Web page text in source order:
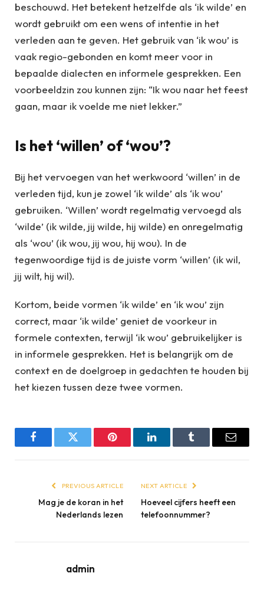
beschouwd. Het betekent hetzelfde als ‘ik wilde’ en
wordt gebruikt om een wens of intentie in het
verleden aan te geven. Het gebruik van ‘ik wou’ is
vaak regio-gebonden en komt meer voor in
bepaalde dialecten en informele gesprekken. Een
voorbeeldzin zou kunnen zijn: “Ik wou naar het feest
gaan, maar ik voelde me niet lekker.”
Is het ‘willen’ of ‘wou’?
Bij het vervoegen van het werkwoord ‘willen’ in de
verleden tijd, kun je zowel ‘ik wilde’ als ‘ik wou’
gebruiken. ‘Willen’ wordt regelmatig vervoegd als
‘wilde’ (ik wilde, jij wilde, hij wilde) en onregelmatig
als ‘wou’ (ik wou, jij wou, hij wou). In de
tegenwoordige tijd is de juiste vorm ‘willen’ (ik wil,
jij wilt, hij wil).
Kortom, beide vormen ‘ik wilde’ en ‘ik wou’ zijn
correct, maar ‘ik wilde’ geniet de voorkeur in
formele contexten, terwijl ‘ik wou’ gebruikelijker is
in informele gesprekken. Het is belangrijk om de
context en de doelgroep in gedachten te houden bij
het kiezen tussen deze twee vormen.
FacebookTwitter Pinterest LinkedInTumblr Email
PREVIOUS ARTICLE
Mag je de koran in het
Nederlands lezen
NEXT ARTICLE
Hoeveel cijfers heeft een
telefoonnummer?
admin